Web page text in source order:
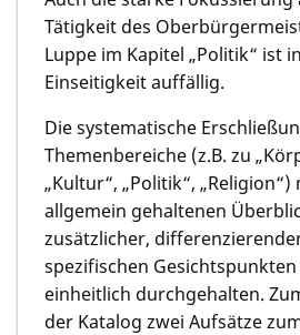
Tätigkeit des
Luppe im Kapitel „Politik“ ist
Einseitigkeit auffällig.
Die systematische
Themenbereiche (z.B. zu
„Kultur“, „Politik“,
allgemein gehaltenen
zusätzlicher,
spezifischen
einheitlich durchgehalten.
der Katalog zwei Aufsätze